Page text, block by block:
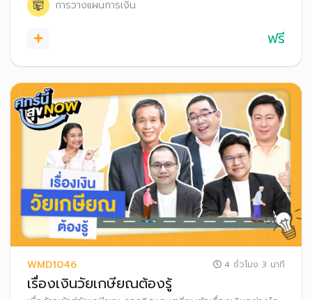
การวางแผนการเงิน
ฟรี
WMD1046 4 ชั่วโมง 3 นาที
เรื่องเงินวัยเกษียณต้องรู้